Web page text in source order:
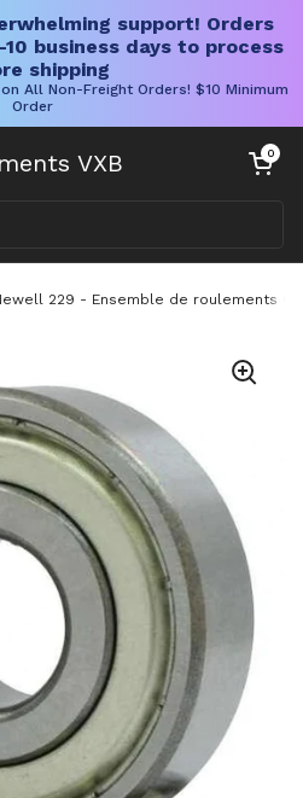
support! Orders
business days to process
shipping
All Non-Freight Orders! $10 Minimum
Order
VXB Chariot
0
229 - Ensemble de roulements